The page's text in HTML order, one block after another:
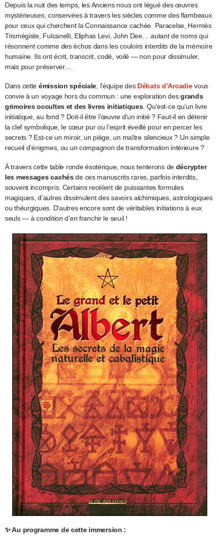
Depuis la nuit des temps, les Anciens nous ont légué des œuvres
mystérieuses, conservées à travers les siècles comme des flambeaux
pour ceux qui cherchent la Connaissance cachée. Paracelse, Hermès
Trismégiste, Fulcanelli, Eliphas Levi, John Dee… autant de noms qui
résonnent comme des échos dans les couloirs interdits de la mémoire
humaine. Ils ont écrit, transcrit, codé, voilé — non pour dissimuler,
mais pour préserver…
Dans cette émission spéciale , l’équipe des Débats d’Arcadievous
convie à un voyage hors du commun : une exploration desgrands
grimoires occultes et des livres initiatiques. Qu’est-ce qu’un livre
initiatique, au fond ? Doit-il être l’œuvre d’un initié ? Faut-il en détenir
la clef symbolique, le cœur pur ou l’esprit éveillé pour en percer les
secrets ? Est-ce un miroir, un piège, un maître silencieux ? Un simple
recueil d’énigmes, ou un compagnon de transformation intérieure ?
À travers cette table ronde ésotérique, nous tenterons de décrypter
les messages cachésde ces manuscrits rares, parfois interdits,
souvent incompris. Certains recèlent de puissantes formules
magiques, d’autres dissimulent des savoirs alchimiques, astrologiques
ou théurgiques. D’autres encore sont de véritables initiations à eux
seuls — à condition d’en franchir le seuil !
✨ Au programme de cette immersion :